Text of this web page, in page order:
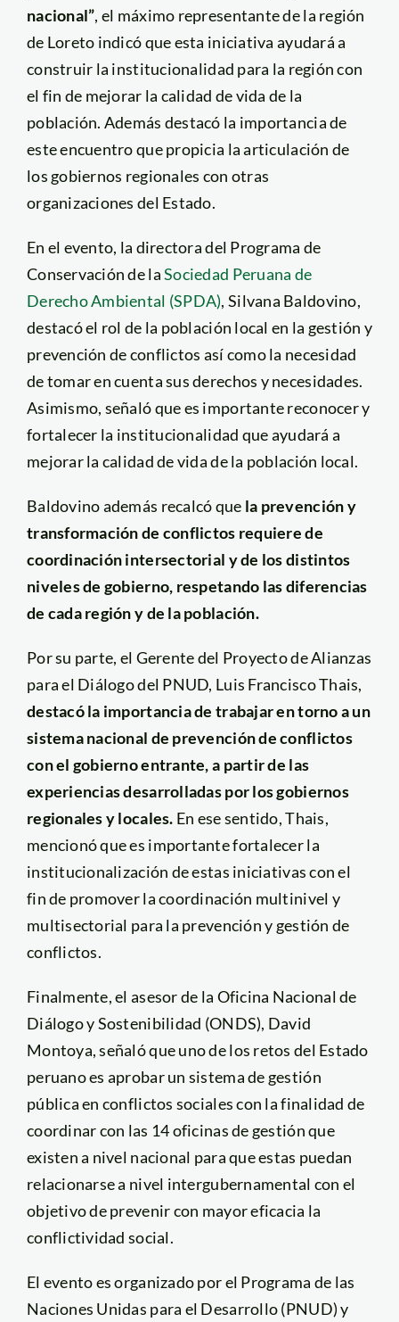
nacional”, el máximo representante de la región
de Loreto indicó que esta iniciativa ayudará a
construir la institucionalidad para la región con
el fin de mejorar la calidad de vida de la
población. Además destacó la importancia de
este encuentro que propicia la articulación de
los gobiernos regionales con otras
organizaciones del Estado.
En el evento, la directora del Programa de
Conservación de laSociedad Peruana de
Derecho Ambiental (SPDA), Silvana Baldovino,
destacó el rol de la población local en la gestión y
prevención de conflictos así como la necesidad
de tomar en cuenta sus derechos y necesidades.
Asimismo, señaló que es importante reconocer y
fortalecer la institucionalidad que ayudará a
mejorar la calidad de vida de la población local.
Baldovino además recalcó que la prevención y
transformación de conflictos requiere de
coordinación intersectorial y de los distintos
niveles de gobierno, respetando las diferencias
de cada región y de la población.
Por su parte, el Gerente del Proyecto de Alianzas
para el Diálogo del PNUD, Luis Francisco Thais,
destacó la importancia de trabajar en torno a un
sistema nacional de prevención de conflictos
con el gobierno entrante, a partir de las
experiencias desarrolladas por los gobiernos
regionales y locales. En ese sentido, Thais,
mencionó que es importante fortalecer la
institucionalización de estas iniciativas con el
fin de promover la coordinación multinivel y
multisectorial para la prevención y gestión de
conflictos.
Finalmente, el asesor de la Oficina Nacional de
Diálogo y Sostenibilidad (ONDS), David
Montoya, señaló que uno de los retos del Estado
peruano es aprobar un sistema de gestión
pública en conflictos sociales con la finalidad de
coordinar con las 14 oficinas de gestión que
existen a nivel nacional para que estas puedan
relacionarse a nivel intergubernamental con el
objetivo de prevenir con mayor eficacia la
conflictividad social.
El evento es organizado por el Programa de las
Naciones Unidas para el Desarrollo (PNUD) y